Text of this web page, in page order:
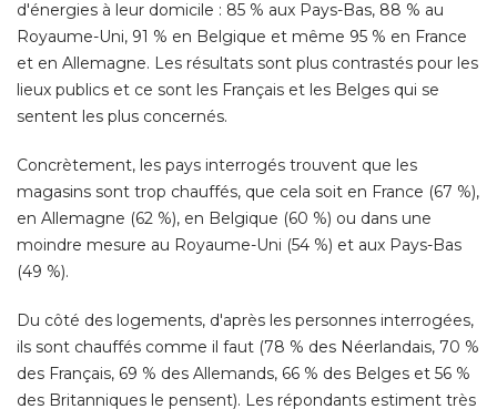
d'énergies à leur domicile : 85 % aux Pays-Bas, 88 % au
Royaume-Uni, 91 % en Belgique et même 95 % en France
et en Allemagne. Les résultats sont plus contrastés pour les
lieux publics et ce sont les Français et les Belges qui se
sentent les plus concernés.
Concrètement, les pays interrogés trouvent que les
magasins sont trop chauffés, que cela soit en France (67 %),
en Allemagne (62 %), en Belgique (60 %) ou dans une
moindre mesure au Royaume-Uni (54 %) et aux Pays-Bas
(49 %).
Du côté des logements, d'après les personnes interrogées,
ils sont chauffés comme il faut (78 % des Néerlandais, 70 %
des Français, 69 % des Allemands, 66 % des Belges et 56 %
des Britanniques le pensent). Les répondants estiment très